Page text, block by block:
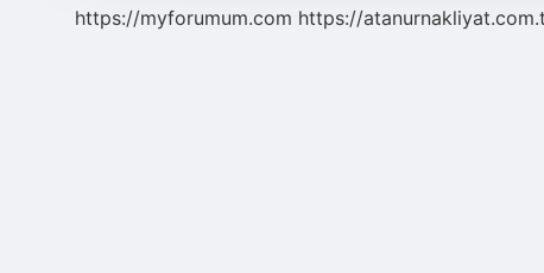
https://myforumum.com https://